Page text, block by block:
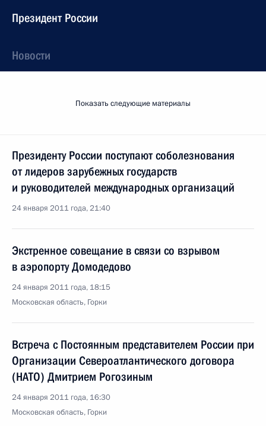
Президент России
Новости
Показать следующие материалы
Президенту России поступают соболезнования
от лидеров зарубежных государств
и руководителей международных организаций
24 января 2011 года, 21:40
Экстренное совещание в связи со взрывом
в аэропорту Домодедово
24 января 2011 года, 18:15
Московская область, Горки
Встреча с Постоянным представителем России при
Организации Североатлантического договора
(НАТО) Дмитрием Рогозиным
24 января 2011 года, 16:30
Московская область, Горки